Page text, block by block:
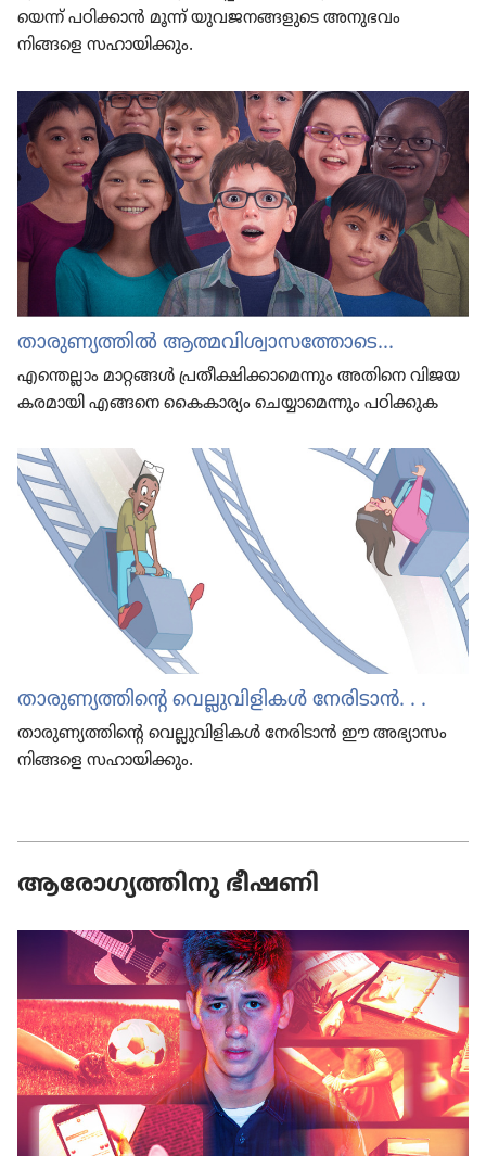
യെന്ന്‌ പഠിക്കാൻ മൂന്ന്‌ യുവജ​ന​ങ്ങ​ളു​ടെ അനുഭവം
നിങ്ങളെ സഹായി​ക്കും.
താരുണ്യത്തിൽ ആത്മവി​ശ്വാ​സ​ത്തോ​ടെ...
എന്തെല്ലാം മാറ്റങ്ങൾ പ്രതീ​ക്ഷി​ക്കാ​മെ​ന്നും അതിനെ വിജയ​
ക​ര​മാ​യി എങ്ങനെ കൈകാ​ര്യം ചെയ്യാ​മെ​ന്നും പഠിക്കുക
താരു​ണ്യ​ത്തിന്റെ വെല്ലു​വി​ളി​കൾ നേരി​ടാൻ. . .
താരു​ണ്യ​ത്തിന്റെ വെല്ലു​വി​ളി​കൾ നേരി​ടാൻ ഈ അഭ്യാസം
നിങ്ങളെ സഹായി​ക്കും.
ആരോഗ്യത്തിനു ഭീഷണി